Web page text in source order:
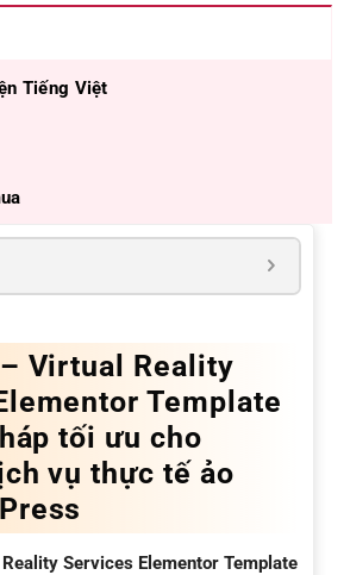
Tiếng Việt
Virtual Reality
Template
tối ưu cho
vụ thực tế ảo
Services Elementor Template